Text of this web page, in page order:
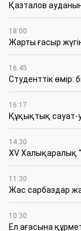
Қазталов
18:00
Жарты ғасыр
16:45
Студенттік өмір:
16:17
Құқықтық сауат-
14:30
XV Халықаралық
11:30
Жас сарбаздар
10:30
Ел ағасына